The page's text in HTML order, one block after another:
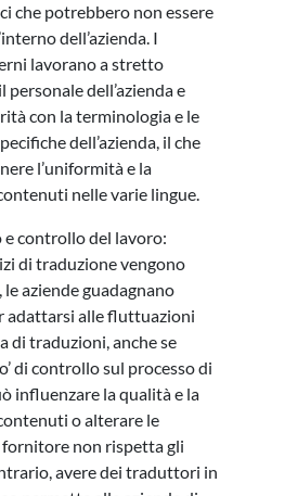
che potrebbero non essere
dell’azienda. I
lavorano a stretto
dell’azienda e
con la terminologia e le
dell’azienda, il che
l’uniformità e la
nelle varie lingue.
controllo del lavoro:
di traduzione vengono
aziende guadagnano
adattarsi alle fluttuazioni
di traduzioni, anche se
di controllo sul processo di
influenzare la qualità e la
o alterare le
fornitore non rispetta gli
avere dei traduttori in